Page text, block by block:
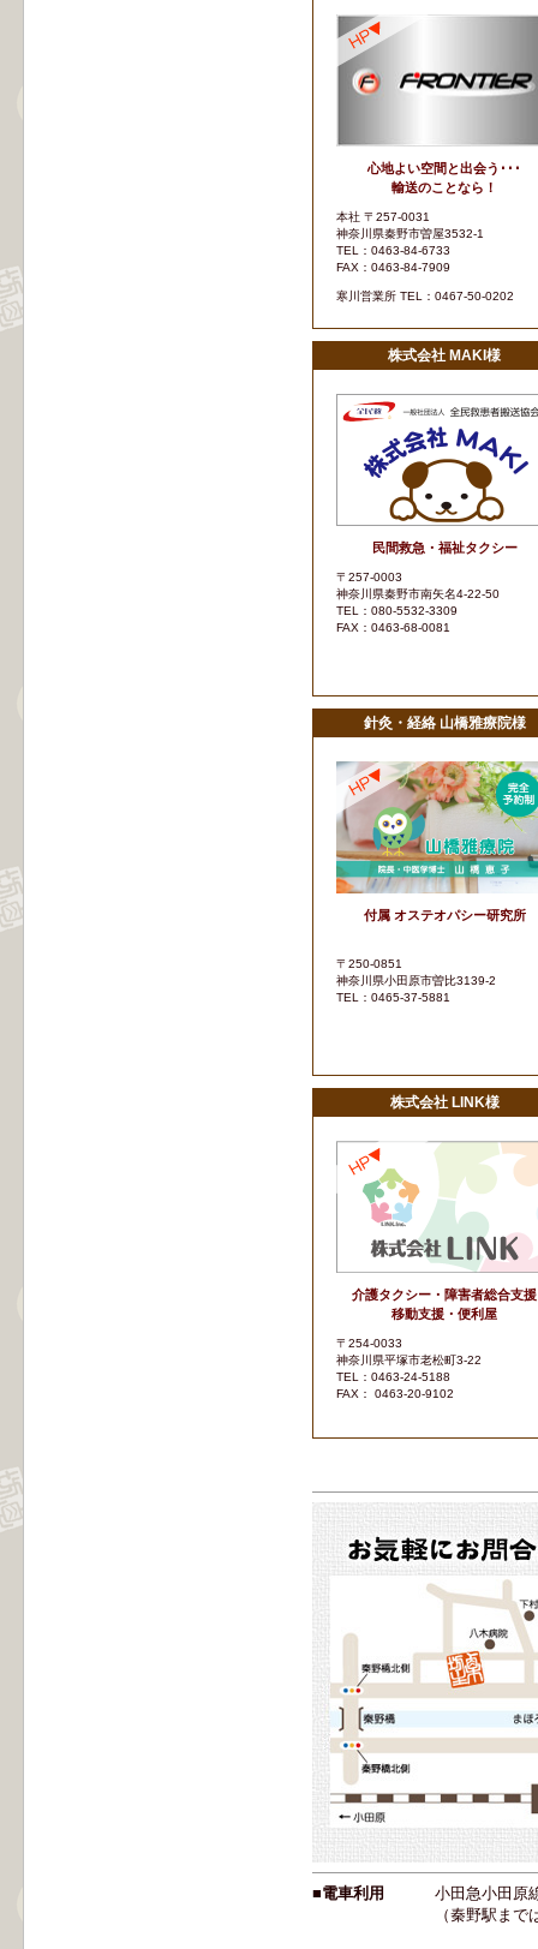
心地よい空間と出会う･･･
輸送のことなら！
本社 〒257-0031
神奈川県秦野市曽屋3532-1
TEL：0463-84-6733
FAX：0463-84-7909
寒川営業所 TEL：0467-50-0202
株式会社 MAKI様
民間救急・福祉タクシー
〒257-0003
神奈川県秦野市南矢名4-22-50
TEL：080-5532-3309
FAX：0463-68-0081
針灸・経絡 山橋雅療院様
付属 オステオパシー研究所
〒250-0851
神奈川県小田原市曽比3139-2
TEL：0465-37-5881
株式会社 LINK様
介護タクシー・障害者総合支援
移動支援・便利屋
〒254-0033
神奈川県平塚市老松町3-22
TEL：0463-24-5188
FAX： 0463-20-9102
■電車利用
小田急小田
（秦野駅ま